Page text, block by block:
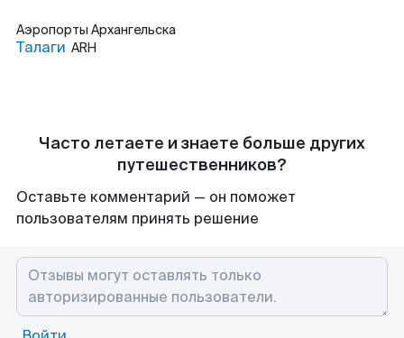
Аэропорты Архангельска
Талаги ARH
Часто летаете и знаете больше других
путешественников?
Оставьте комментарий — он поможет
пользователям принять решение